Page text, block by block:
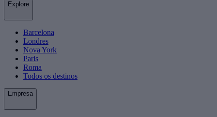
Explore
Barcelona
Londres
Nova York
Paris
Roma
Todos os destinos
Empresa